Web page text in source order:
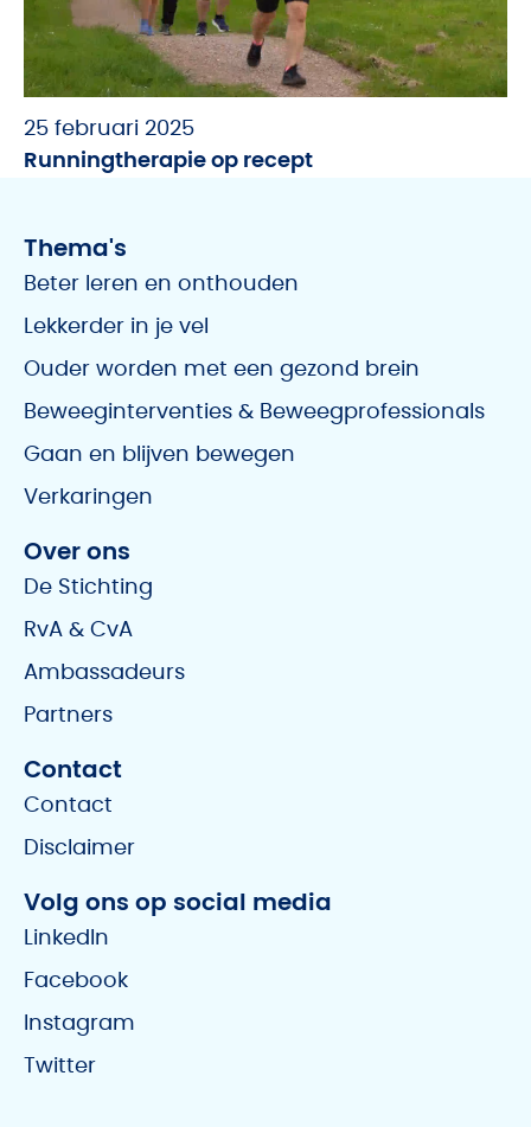
25 februari 2025
Runningtherapie op recept
Thema's
Beter leren en onthouden
Lekkerder in je vel
Ouder worden met een gezond brein
Beweeginterventies & Beweegprofessionals
Gaan en blijven bewegen
Verkaringen
Over ons
De Stichting
RvA & CvA
Ambassadeurs
Partners
Contact
Contact
Disclaimer
Volg ons op social media
LinkedIn
Facebook
Instagram
Twitter